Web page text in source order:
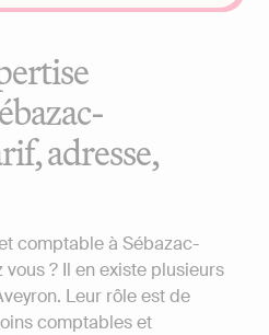
adresse,
comptable à Sébazac-
? Il en existe plusieurs
Leur rôle est de
comptables et